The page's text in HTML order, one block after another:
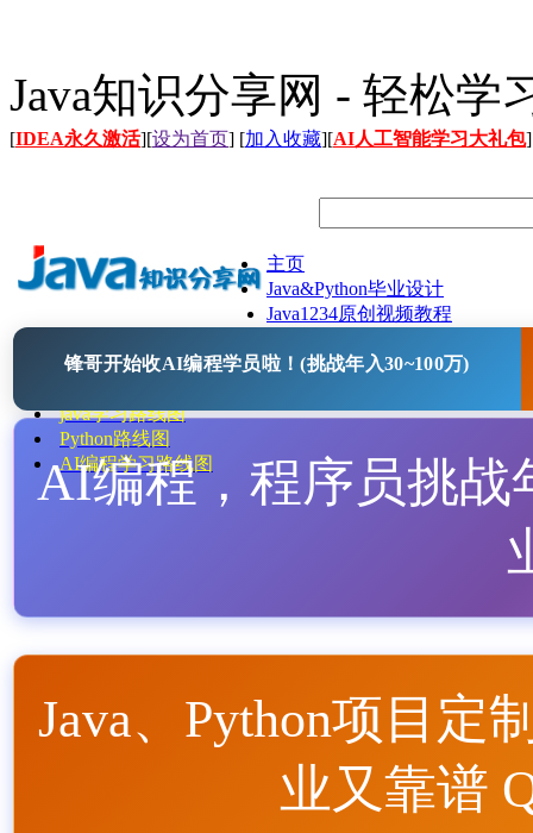
Java知识分享网 - 轻松学
[IDEA永久激活][设为首页] [加入收藏][AI人工智能学习大礼包]
主页
Java&Python毕业设计
Java1234原创视频教程
Java开源项目
java学习路线图
Python路线图
AI编程学习路线图
锋哥开始收AI编程学员啦！(挑战年入30~100万)
AI编程，程序员挑战
Java、Python项目定
业又靠谱